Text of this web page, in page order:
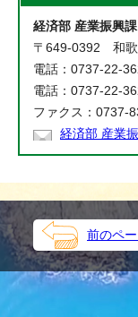
経済部 産業振興課
〒649-0392 和歌
電話：0737-22-
電話：0737-22-
ファクス：0737-
経済部 産業
前のペ